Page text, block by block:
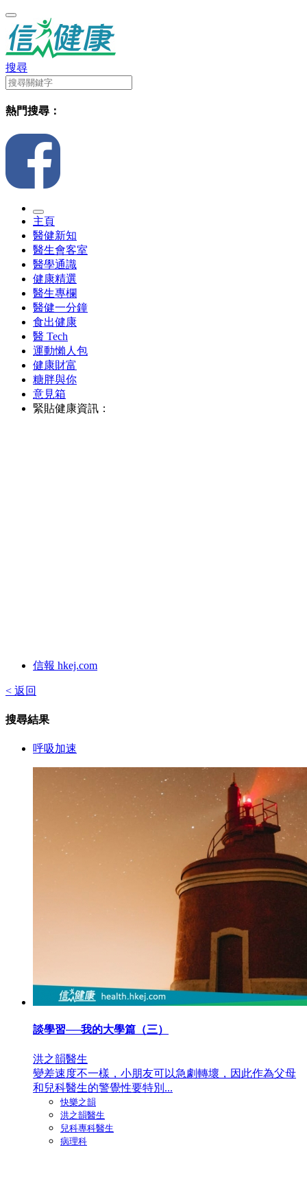
搜尋
熱門搜尋：
主頁
醫健新知
醫生會客室
醫學通識
健康精選
醫生專欄
醫健一分鐘
食出健康
醫 Tech
運動懶人包
健康財富
糖胖與你
意見箱
緊貼健康資訊：
信報 hkej.com
< 返回
搜尋結果
呼吸加速
談學習──我的大學篇（三）
洪之韻醫生
變差速度不一樣，小朋友可以急劇轉壞，因此作為父母
和兒科醫生的警覺性要特別...
快樂之韻
洪之韻醫生
兒科專科醫生
病理科